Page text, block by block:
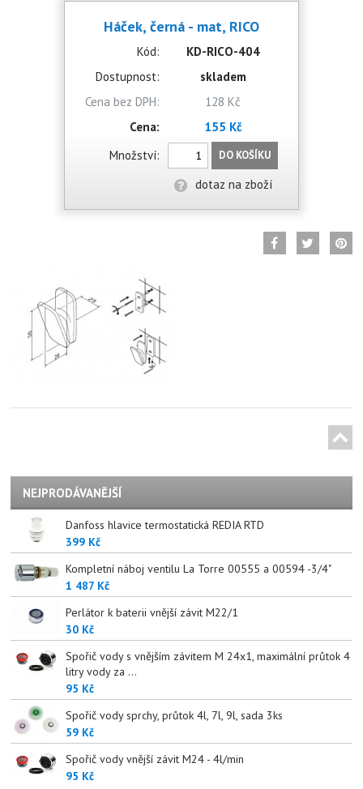
Háček, černá - mat, RICO
Kód:
KD-RICO-404
Dostupnost:
skladem
Cena bez DPH:
128 Kč
Cena:
155 Kč
Množství:
DO KOŠÍKU
dotaz na zboží
NEJPRODÁVANĚJŠÍ
Danfoss hlavice termostatická REDIA RTD
399 Kč
Kompletní náboj ventilu La Torre 00555 a 00594 -3/4"
1 487 Kč
Perlátor k baterii vnější závit M22/1
30 Kč
Spořič vody s vnějším závitem M 24x1, maximální průtok 4
litry vody za ...
95 Kč
Spořič vody sprchy, průtok 4l, 7l, 9l, sada 3ks
59 Kč
Spořič vody vnější závit M24 - 4l/min
95 Kč